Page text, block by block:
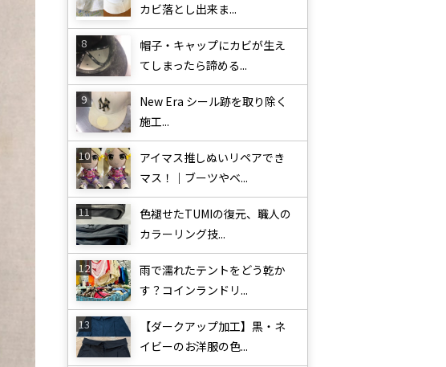
カビ落とし出来ま...
帽子・キャップにカビが生え
てしまったら諦める...
New Era シール跡を取り除く
施工...
アイマス推しぬいリペアでき
マス！｜ブーツやベ...
色褪せたTUMIの復元、職人の
カラーリング技...
雨で濡れたテントをどう乾か
す？コインランドリ...
【ダークアップ加工】黒・ネ
イビーのお洋服の色...